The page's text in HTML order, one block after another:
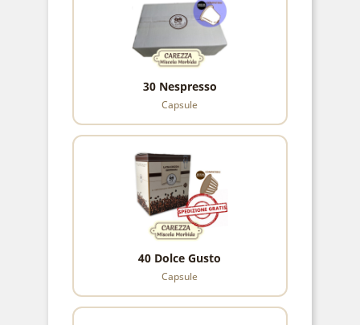
30 Nespresso
Capsule
40 Dolce Gusto
Capsule